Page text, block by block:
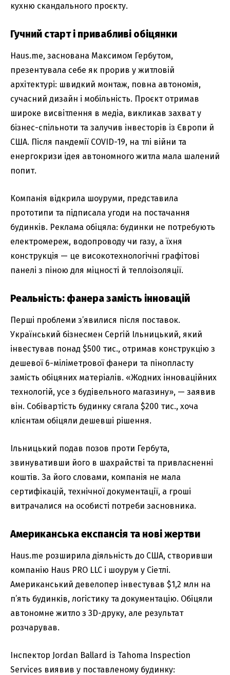
кухню скандального проєкту.
Гучний старт і привабливі обіцянки
Haus.me, заснована Максимом Гербутом,
презентувала себе як прорив у житловій
архітектурі: швидкий монтаж, повна автономія,
сучасний дизайн і мобільність. Проєкт отримав
широке висвітлення в медіа, викликав захват у
бізнес-спільноти та залучив інвесторів із Європи й
США. Після пандемії COVID-19, на тлі війни та
енергокризи ідея автономного житла мала шалений
попит.
Компанія відкрила шоуруми, представила
прототипи та підписала угоди на постачання
будинків. Реклама обіцяла: будинки не потребують
електромереж, водопроводу чи газу, а їхня
конструкція — це високотехнологічні графітові
панелі з піною для міцності й теплоізоляції.
Реальність: фанера замість інновацій
Перші проблеми з’явилися після поставок.
Український бізнесмен Сергій Ільницький, який
інвестував понад $500 тис., отримав конструкцію з
дешевої 6-міліметрової фанери та пінопласту
замість обіцяних матеріалів. «Жодних інноваційних
технологій, усе з будівельного магазину», — заявив
він. Собівартість будинку сягала $200 тис., хоча
клієнтам обіцяли дешевші рішення.
Ільницький подав позов проти Гербута,
звинувативши його в шахрайстві та привласненні
коштів. За його словами, компанія не мала
сертифікацій, технічної документації, а гроші
витрачалися на особисті потреби засновника.
Американська експансія та нові жертви
Haus.me розширила діяльність до США, створивши
компанію Haus PRO LLC і шоурум у Сіетлі.
Американський девелопер інвестував $1,2 млн на
п’ять будинків, логістику та документацію. Обіцяли
автономне житло з 3D-друку, але результат
розчарував.
Інспектор Jordan Ballard із Tahoma Inspection
Services виявив у поставленому будинку: